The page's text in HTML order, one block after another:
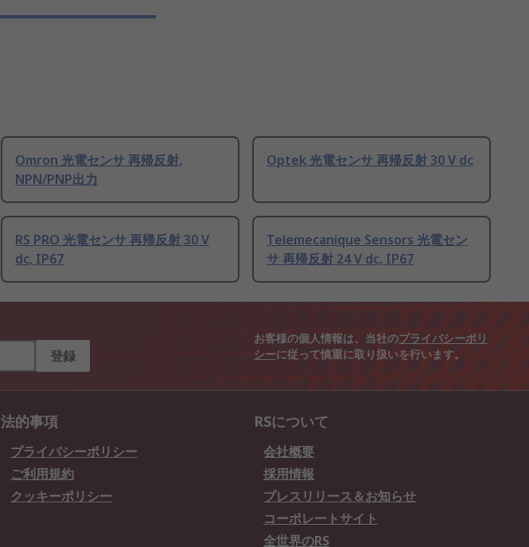
Omron 光電センサ 再帰反射,
NPN/PNP出力
Optek 光電センサ 再帰反射 30 V dc
RS PRO 光電センサ 再帰反射 30 V
dc, IP67
Telemecanique Sensors 光電セン
サ 再帰反射 24 V dc, IP67
登録
お客様の個人情報は、当社のプライバシーポリ
シーに従って慎重に取り扱いを行います。
法的事項
プライバシーポリシー
ご利用規約
クッキーポリシー
RSについて
会社概要
採用情報
プレスリリース＆お知らせ
コーポレートサイト
全世界のRS